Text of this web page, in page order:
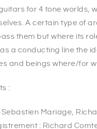
for 4 tone worlds,
A certain type of
them but where its
a conducting line the
and beings where/for
:
Mariage,
: Richard